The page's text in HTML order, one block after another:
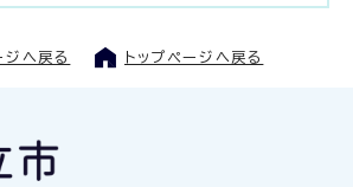
ジへ戻る トップページへ戻る